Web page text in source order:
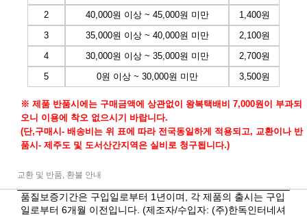
2
40,000원 이상 ~ 45,000원 미만
1,400원
3
35,000원 이상 ~ 40,000원 미만
2,100원
4
30,000원 이상 ~ 35,000원 미만
2,700원
5
0원 이상 ~ 30,000원 미만 3,500원
※ 제품 반품시에는 구매금액에 상관없이 왕복택배비 7,000원이 부과되
오니 이용에 착오 없으시기 바랍니다.
(단,구매시- 배송비는 위 표에 따라 전국동일하게 적용되고, 교환이나 반
품시- 제주도 및 도서산간지역은 실비로 청구됩니다.)
교환 및 반품, 환불 안내
품질보증기간은 구입일로부터 1년이며, 각 제품의 출시는 구입
일로부터 6개월 이전입니다. (제조자/수입자: (주)한독인터네셔